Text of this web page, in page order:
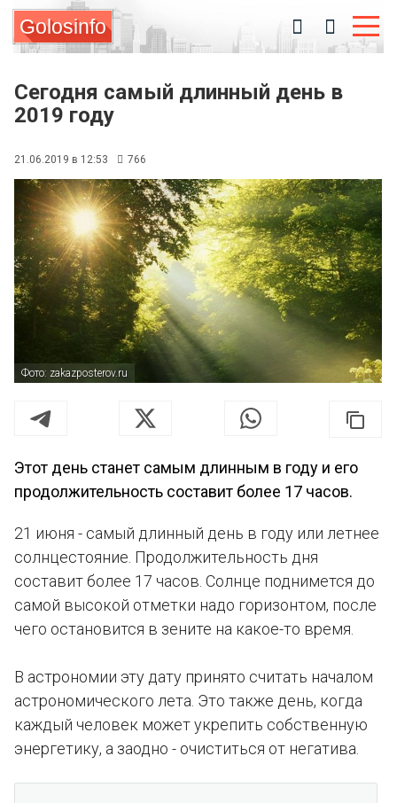
Golosinfo
Сегодня самый длинный день в
2019 году
21.06.2019 в 12:53 766
Фото: zakazposterov.ru
Этот день станет самым длинным в году и его
продолжительность составит более 17 часов.
21 июня - самый длинный день в году или летнее
солнцестояние. Продолжительность дня
составит более 17 часов. Солнце поднимется до
самой высокой отметки надо горизонтом, после
чего остановится в зените на какое-то время.
В астрономии эту дату принято считать началом
астрономического лета. Это также день, когда
каждый человек может укрепить собственную
энергетику, а заодно - очиститься от негатива.